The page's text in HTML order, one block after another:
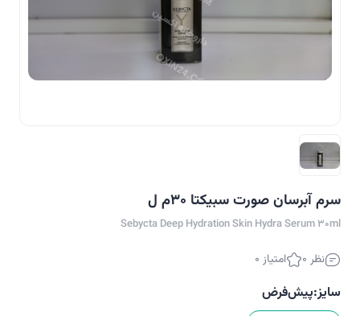
سرم آبرسان صورت سبیکتا 30م ل
Sebycta Deep Hydration Skin Hydra Serum 30ml
نظر 0 امتیاز 0
سایز:پیش‌فرض